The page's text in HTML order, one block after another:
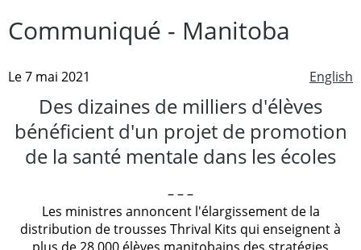
Communiqué - Manitoba
English
Le 7 mai 2021
Des dizaines de milliers d'élèves
bénéficient d'un projet de promotion
de la santé mentale dans les écoles
– – –
Les ministres annoncent l'élargissement de la
distribution de trousses Thrival Kits qui enseignent à